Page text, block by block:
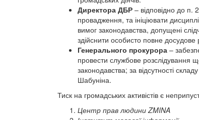
Директора ДБР – відповідно до п.
провадження, та ініціювати
вимог законодавства, допущені
здійснити особисто повне
Генерального прокурора –
провести службове розслідування
законодавства; за відсутності
Шабуніна.
Тиск на громадських активістів є
Центр прав людини ZMINA